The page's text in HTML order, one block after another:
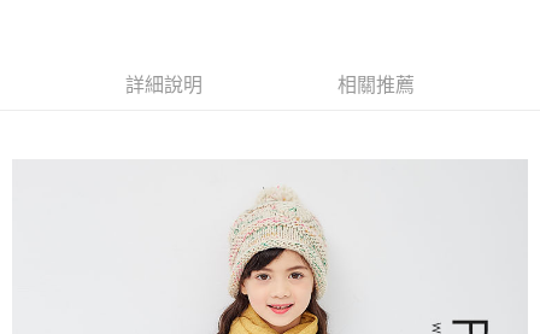
每筆NT$80，滿NT$2,000(含以上)免運費
每筆NT$80，滿NT$2,000(含以上)免運費
每筆NT$80，滿NT$2,000(含以上)免運費
詳細說明 相關推薦